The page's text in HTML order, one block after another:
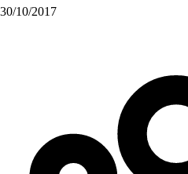
30/10/2017